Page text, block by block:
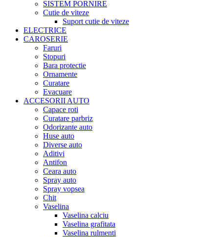
SISTEM PORNIRE
Cutie de viteze
Suport cutie de viteze
ELECTRICE
CAROSERIE
Faruri
Stopuri
Bara protectie
Ornamente
Curatare
Evacuare
ACCESORII AUTO
Capace roti
Curatare parbriz
Odorizante auto
Huse auto
Diverse auto
Aditivi
Antifon
Ceara auto
Spray auto
Spray vopsea
Chit
Vaselina
Vaselina calciu
Vaselina grafitata
Vaselina rulmenti